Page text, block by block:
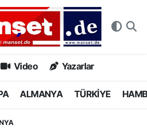
Video Yazarlar
ALMANYA TÜRKİYE